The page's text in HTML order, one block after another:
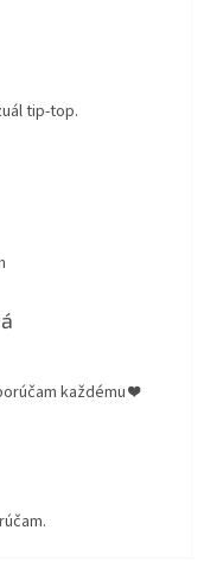
tip-top.
hviezdičiek.
každému ❤️
hviezdičiek.